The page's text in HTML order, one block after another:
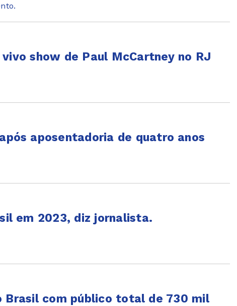
show de Paul McCartney no RJ
aposentadoria de quatro anos
em 2023, diz jornalista.
Brasil com público total de 730 mil